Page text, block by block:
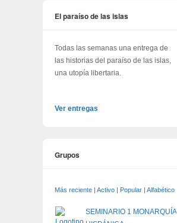
El paraíso de las islas
Todas las semanas una entrega de
las historias del paraíso de las islas,
una utopía libertaria.
Ver entregas
Grupos
Más reciente Activo Popular Alfabético
SEMINARIO 1 MONARQUÍA